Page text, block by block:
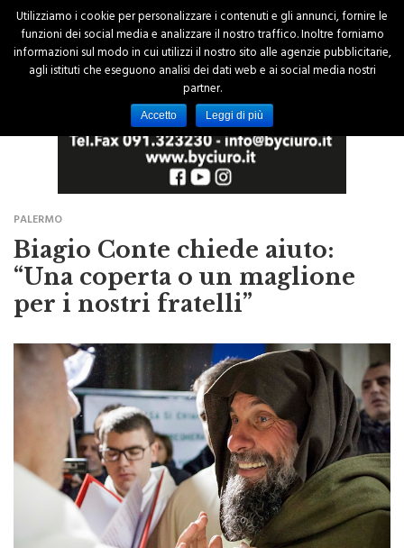
PALERMO
Biagio Conte chiede aiuto:
“Una coperta o un maglione
per i nostri fratelli”
Utilizziamo i cookie per personalizzare i contenuti e gli annunci, fornire le
funzioni dei social media e analizzare il nostro traffico. Inoltre forniamo
informazioni sul modo in cui utilizzi il nostro sito alle agenzie pubblicitarie,
agli istituti che eseguono analisi dei dati web e ai social media nostri
partner.
Accetto Leggi di più